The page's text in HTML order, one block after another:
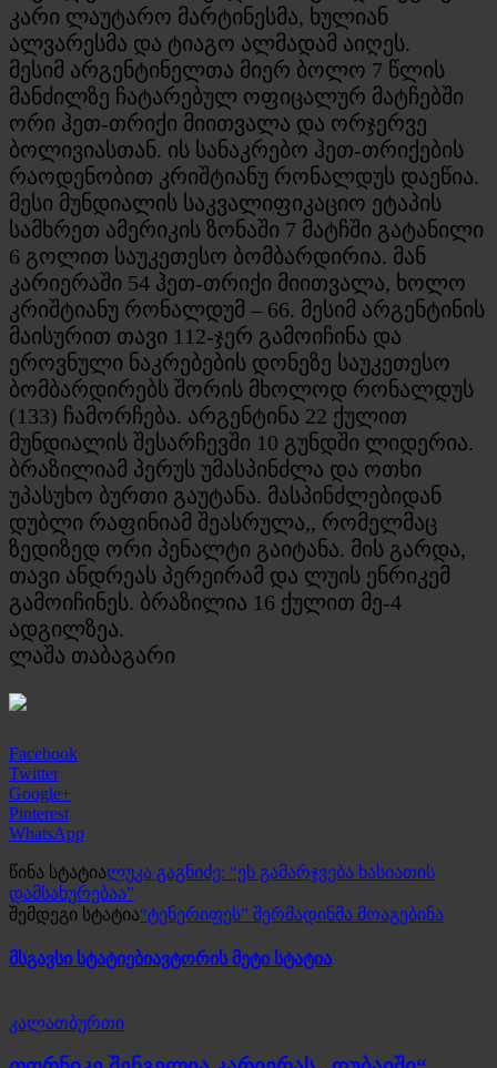
კარი ლაუტარო მარტინესმა, ხულიან
ალვარესმა და ტიაგო ალმადამ აიღეს.
მესიმ არგენტინელთა მიერ ბოლო 7 წლის
მანძილზე ჩატარებულ ოფიცალურ მატჩებში
ორი ჰეთ-თრიქი მიითვალა და ორჯერვე
ბოლივიასთან. ის სანაკრებო ჰეთ-თრიქების
რაოდენობით კრიშტიანუ რონალდუს დაეწია.
მესი მუნდიალის საკვალიფიკაციო ეტაპის
სამხრეთ ამერიკის ზონაში 7 მატჩში გატანილი
6 გოლით საუკეთესო ბომბარდირია. მან
კარიერაში 54 ჰეთ-თრიქი მიითვალა, ხოლო
კრიშტიანუ რონალდუმ – 66. მესიმ არგენტინის
მაისურით თავი 112-ჯერ გამოიჩინა და
ეროვნული ნაკრებების დონეზე საუკეთესო
ბომბარდირებს შორის მხოლოდ რონალდუს
(133) ჩამორჩება. არგენტინა 22 ქულით
მუნდიალის შესარჩევში 10 გუნდში ლიდერია.
ბრაზილიამ პერუს უმასპინძლა და ოთხი
უპასუხო ბურთი გაუტანა. მასპინძლებიდან
დუბლი რაფინიამ შეასრულა,, რომელმაც
ზედიზედ ორი პენალტი გაიტანა. მის გარდა,
თავი ანდრეას პერეირამ და ლუის ენრიკემ
გამოიჩინეს. ბრაზილია 16 ქულით მე-4
ადგილზეა.
ლაშა თაბაგარი
Facebook
Twitter
Google+
Pinterest
WhatsApp
წინა სტატიალუკა გაგნიძე: “ეს გამარჯვება ხასიათის
დამსახურებაა”
შემდეგი სტატია“ტენერიფეს” შერმადინმა მოაგებინა
მსგავსი სტატიებიავტორის მეტი სტატია
კალათბურთი